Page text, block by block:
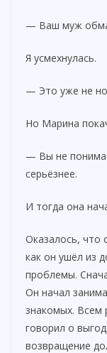
— Ваш муж
Я усмехнулась.
— Это уже не
Но Марина
— Вы не
серьёзнее.
И тогда она
Оказалось, что
как он ушёл из
проблемы.
Он начал
знакомых. Всем
говорил о
возвращение